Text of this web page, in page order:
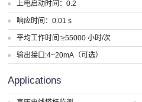
上电启动时间：0.2
响应时间：0.01 s
平均工作时间:≥55000 小时/次
输出接口:4~20mA（可选）
Applications